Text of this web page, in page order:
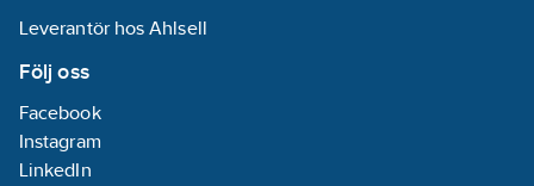
Leverantör hos Ahlsell
Följ oss
Facebook
Instagram
LinkedIn